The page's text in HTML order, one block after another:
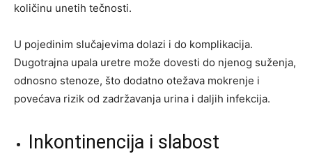
količinu unetih tečnosti.
U pojedinim slučajevima dolazi i do komplikacija.
Dugotrajna upala uretre može dovesti do njenog suženja,
odnosno stenoze, što dodatno otežava mokrenje i
povećava rizik od zadržavanja urina i daljih infekcija.
Inkontinencija i slabost